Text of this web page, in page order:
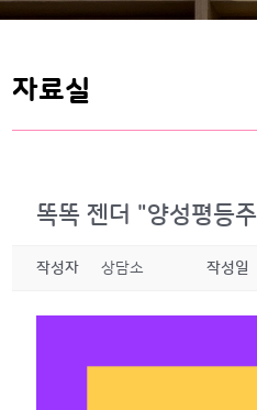
자료실
똑똑 젠더 "양성평등
작성자 상담소 작성일